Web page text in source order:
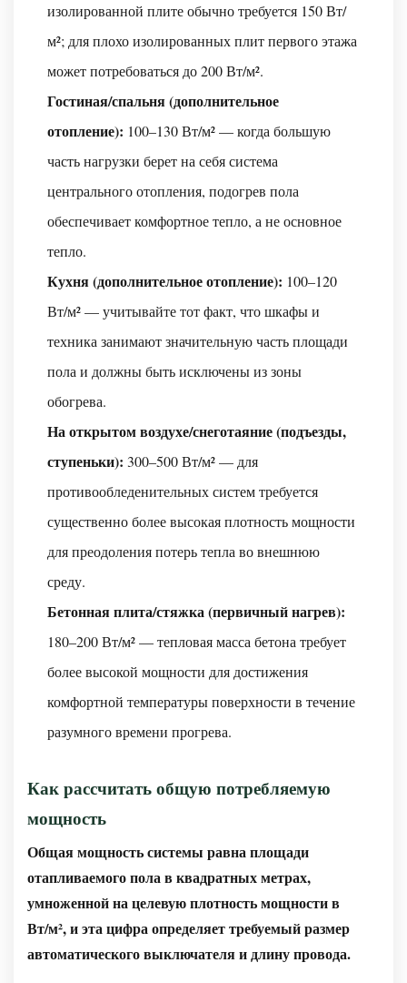
прослужит
провод
подогрева
пола?
В3:
чем
разница
между
проводом
для
подогрева
пола
и
нагревательным
матом?
4:
Насколько
толстый
провод
подогрева
пола
и
значительно
ли
увеличит
высоту
В5:
Могу
я
установить
провод
подогрева
пола
изолированной плите обычно требуется 150 Вт/
м²; для плохо изолированных плит первого этажа
может потребоваться до 200 Вт/м².
Гостиная/спальня (дополнительное
отопление): 100–130 Вт/м² — когда большую
часть нагрузки берет на себя система
центрального отопления, подогрев пола
обеспечивает комфортное тепло, а не основное
тепло.
Кухня (дополнительное отопление): 100–120
Вт/м² — учитывайте тот факт, что шкафы и
техника занимают значительную часть площади
пола и должны быть исключены из зоны
обогрева.
На открытом воздухе/снеготаяние (подъезды,
ступеньки): 300–500 Вт/м² — для
противообледенительных систем требуется
существенно более высокая плотность мощности
для преодоления потерь тепла во внешнюю
среду.
Бетонная плита/стяжка (первичный нагрев):
180–200 Вт/м² — тепловая масса бетона требует
более высокой мощности для достижения
комфортной температуры поверхности в течение
разумного времени прогрева.
Как рассчитать общую потребляемую
мощность
Общая мощность системы равна площади
отапливаемого пола в квадратных метрах,
умноженной на целевую плотность мощности в
Вт/м², и эта цифра определяет требуемый размер
автоматического выключателя и длину провода.